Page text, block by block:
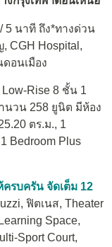
/ 5 นาที ถึง*ทางด่วน
CGH Hospital,
อนเมือง
Rise 8 ชั้น 1
นวน 258 ยูนิต มีห้อง
ตร.ม., 1
Bedroom Plus
รบครัน จัดเต็ม 12
ฟิตเนส, Theater
Space,
Sport Court,